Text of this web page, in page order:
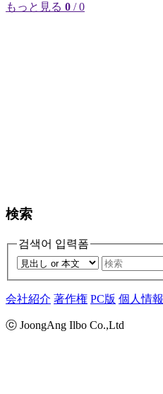
もっと見る 0 / 0
検索
검색어 입력폼
会社紹介 著作権 PC版 個人情報
ⓒ JoongAng Ilbo Co.,Ltd